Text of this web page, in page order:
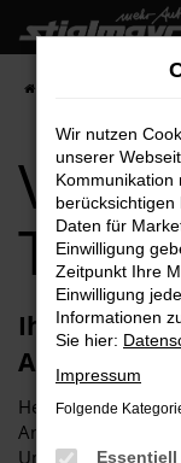
Zum
Hauptinhalt
springen
VW
Top-
Ihren VW
Autohaus
Herzlich
Anlaufstelle für
Umgebung! Unser
Wir nutzen
unserer
Kommunikation
Daten für
Einwilligung
Zeitpunkt Ihre
Einwilligung
Informationen
Sie hier:
Impressum
Folgende
Essentiell